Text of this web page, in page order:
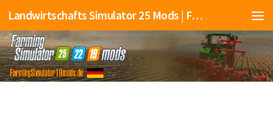
Landwirtschafts Simulator 25 Mods | Farming Simulator 25 Mods | FS25 Mods